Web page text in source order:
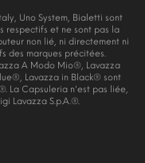
Uno System, Bialetti sont
respectifs et ne sont pas la
non lié, ni directement ni
des marques précitées.
A Modo Mio®, Lavazza
Lavazza in Black® sont
La Capsuleria n'est pas liée,
Lavazza S.p.A.®.